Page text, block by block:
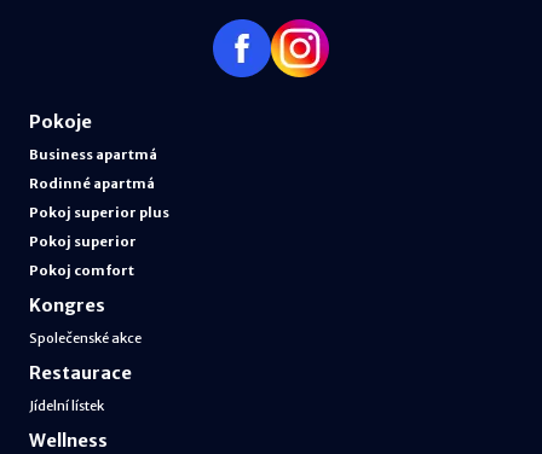
Pokoje
Business apartmá
Rodinné apartmá
Pokoj superior plus
Pokoj superior
Pokoj comfort
Kongres
Společenské akce
Restaurace
Jídelní lístek
Wellness